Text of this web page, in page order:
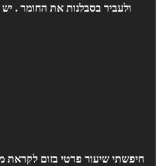
ולעביר בסבלנות את החומר .
חיפשתי שיעור פרטי בזום לקראת